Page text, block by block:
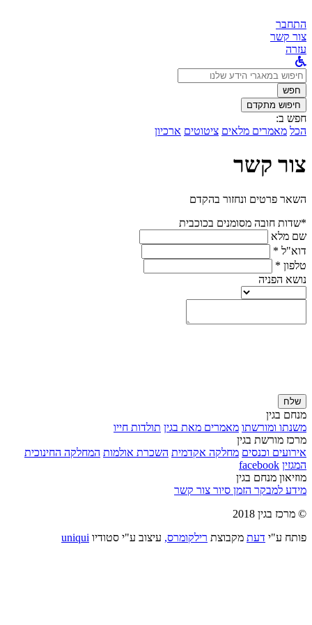
התחבר
צור קשר
עזרה
לחפש
ב:חפש
חיפוש מתקדם
חפש ב:
הכל מאמרים מלאים ציטוטים ארכיון
צור קשר
השאר פרטים ונחזור בהקדם
*שדות חובה מסומנים בכוכבית
שם מלא
דוא"ל *
טלפון *
נושא הפניה
שלח
מנחם בגין
משנתו ומורשתו מאמרים מאת בגין תולדות חייו
מרכז מורשת בגין
אירועים וכנסים מחלקה אקדמית השכרת אולמות המחלקה החינוכית
המגזין facebook
מוזיאון מנחם בגין
מידע למבקר הזמן סיור צור קשר
© מרכז בגין 2018
פותח ע"י דעת מקבוצת רילקומרס, עיצוב ע"י סטודיו uniqui